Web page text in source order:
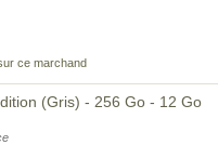
ce marchand
(Gris) - 256 Go - 12 Go